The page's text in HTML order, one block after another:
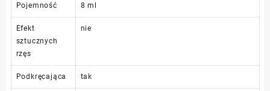
Pojemność 8 ml
Efekt
sztucznych
rzęs
nie
Podkręcająca tak